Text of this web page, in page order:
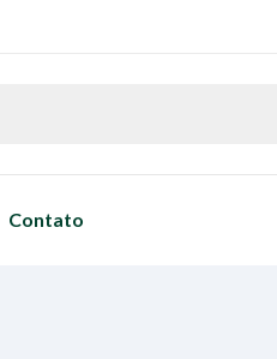
Contato